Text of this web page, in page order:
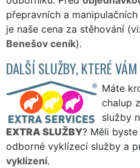
přepravních a
je naše cena za stěhování
Benešov ceník).
DALŠÍ SLUŽBY, KTERÉ
Máte
chalup
služby
EXTRA SLUŽBY? Měli
odborné vyklízecí služby a
vyklízení.